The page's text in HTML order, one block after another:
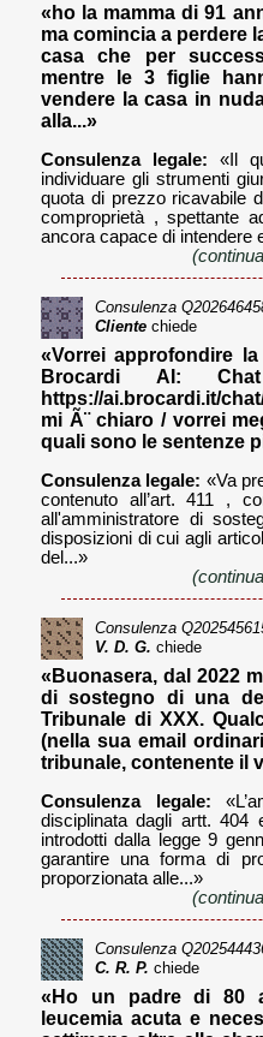
«ho la mamma di 91
ma comincia a perdere
casa che per
mentre le 3 figlie
vendere la casa in
alla...»
Consulenza legale: «Il
individuare gli strumenti
quota di prezzo ricavabile
comproprietà , spettante
ancora capace di intendere
Consulenza
Cliente chiede
«Vorrei approfondire
Brocardi AI:
https://ai.brocardi.it/
mi Ã¨ chiaro / vorrei
quali sono le sentenze
Consulenza legale: «Va
contenuto all’art. 411 ,
all'amministratore di
disposizioni di cui agli
del...»
Consulenza
V. D. G. chiede
«Buonasera, dal 2022
di sostegno di una
Tribunale di XXX.
(nella sua email
tribunale, contenente il
Consulenza legale:
disciplinata dagli artt. 404
introdotti dalla legge 9
garantire una forma di
proporzionata alle...»
Consulenza
C. R. P. chiede
«Ho un padre di 80
leucemia acuta e